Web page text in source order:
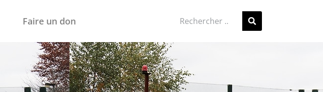
Faire un don